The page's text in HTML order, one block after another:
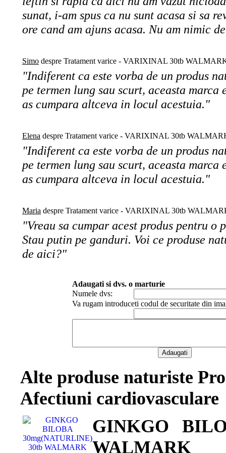
sunat, i-am spus ca nu sunt acasa si sa
ore cand am ajuns acasa. Nu am nimic
Simo despre Tratament varice - VARIXINAL 30tb
"Indiferent ca este vorba de un produs
pe termen lung sau scurt, aceasta marca
as cumpara altceva in locul acestuia."
Elena despre Tratament varice - VARIXINAL 30tb
"Indiferent ca este vorba de un produs
pe termen lung sau scurt, aceasta marca
as cumpara altceva in locul acestuia."
Maria despre Tratament varice - VARIXINAL 30tb
"Vreau sa cumpar acest produs pentru o
Stau putin pe ganduri. Voi ce produse
de aici?"
Adaugati si dvs. o marturie
Numele dvs:
Va rugam introduceti codul de securitate din
Alte produse naturiste
Afectiuni cardiovasculare
GINKGO
WALMARK